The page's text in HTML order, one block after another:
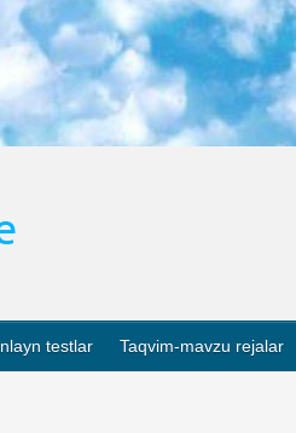
testlar Taqvim-mavzu rejalar